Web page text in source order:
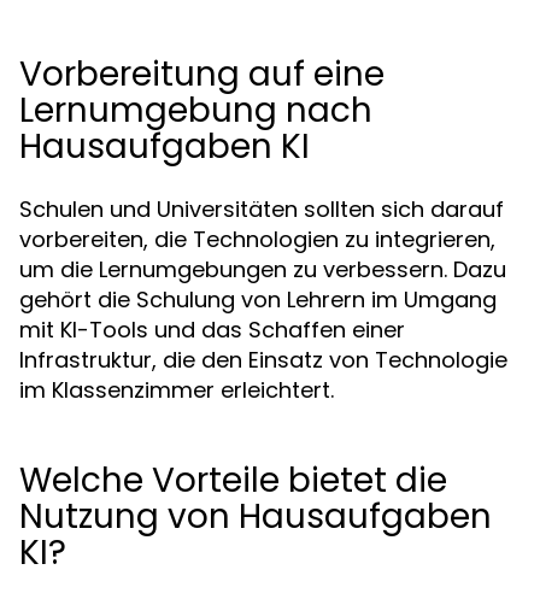
Vorbereitung auf eine
Lernumgebung nach
Hausaufgaben KI
Schulen und Universitäten sollten sich darauf
vorbereiten, die Technologien zu integrieren,
um die Lernumgebungen zu verbessern. Dazu
gehört die Schulung von Lehrern im Umgang
mit KI-Tools und das Schaffen einer
Infrastruktur, die den Einsatz von Technologie
im Klassenzimmer erleichtert.
Welche Vorteile bietet die
Nutzung von Hausaufgaben
KI?